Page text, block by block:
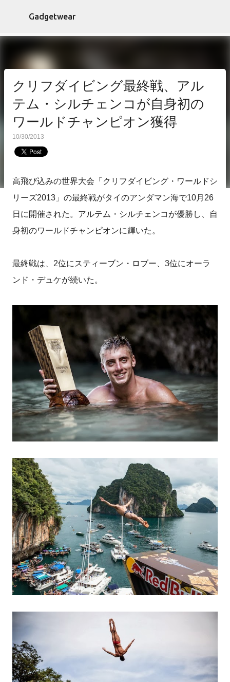
スキップしてメイン コンテンツに移動
Gadgetwear
クリフダイビング最終戦、アル
テム・シルチェンコが自身初の
ワールドチャンピオン獲得
10/30/2013
高飛び込みの世界大会「クリフダイビング・ワールドシ
リーズ2013」の最終戦がタイのアンダマン海で10月26
日に開催された。アルテム・シルチェンコが優勝し、自
身初のワールドチャンピオンに輝いた。
最終戦は、2位にスティーブン・ロブー、3位にオーラ
ンド・デュケが続いた。